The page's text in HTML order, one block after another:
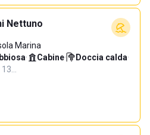
Nettuno
Marina
· Cabine· Doccia calda·